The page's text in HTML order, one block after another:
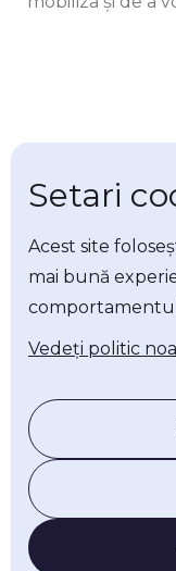
De ce au votat
Comasarea
reprezintă un
analizăm
Setari
Acest site
mai bună
Vedeți politic